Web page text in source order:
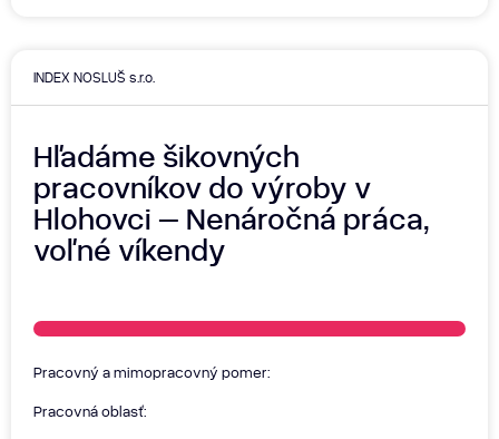
INDEX NOSLUŠ s.r.o.
Hľadáme šikovných
pracovníkov do výroby v
Hlohovci – Nenáročná práca,
voľné víkendy
Pracovný a mimopracovný pomer:
Pracovná oblasť: